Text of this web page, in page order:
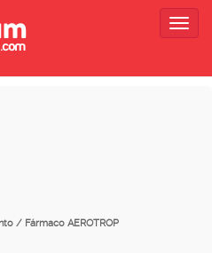
/ Fármaco AEROTROP